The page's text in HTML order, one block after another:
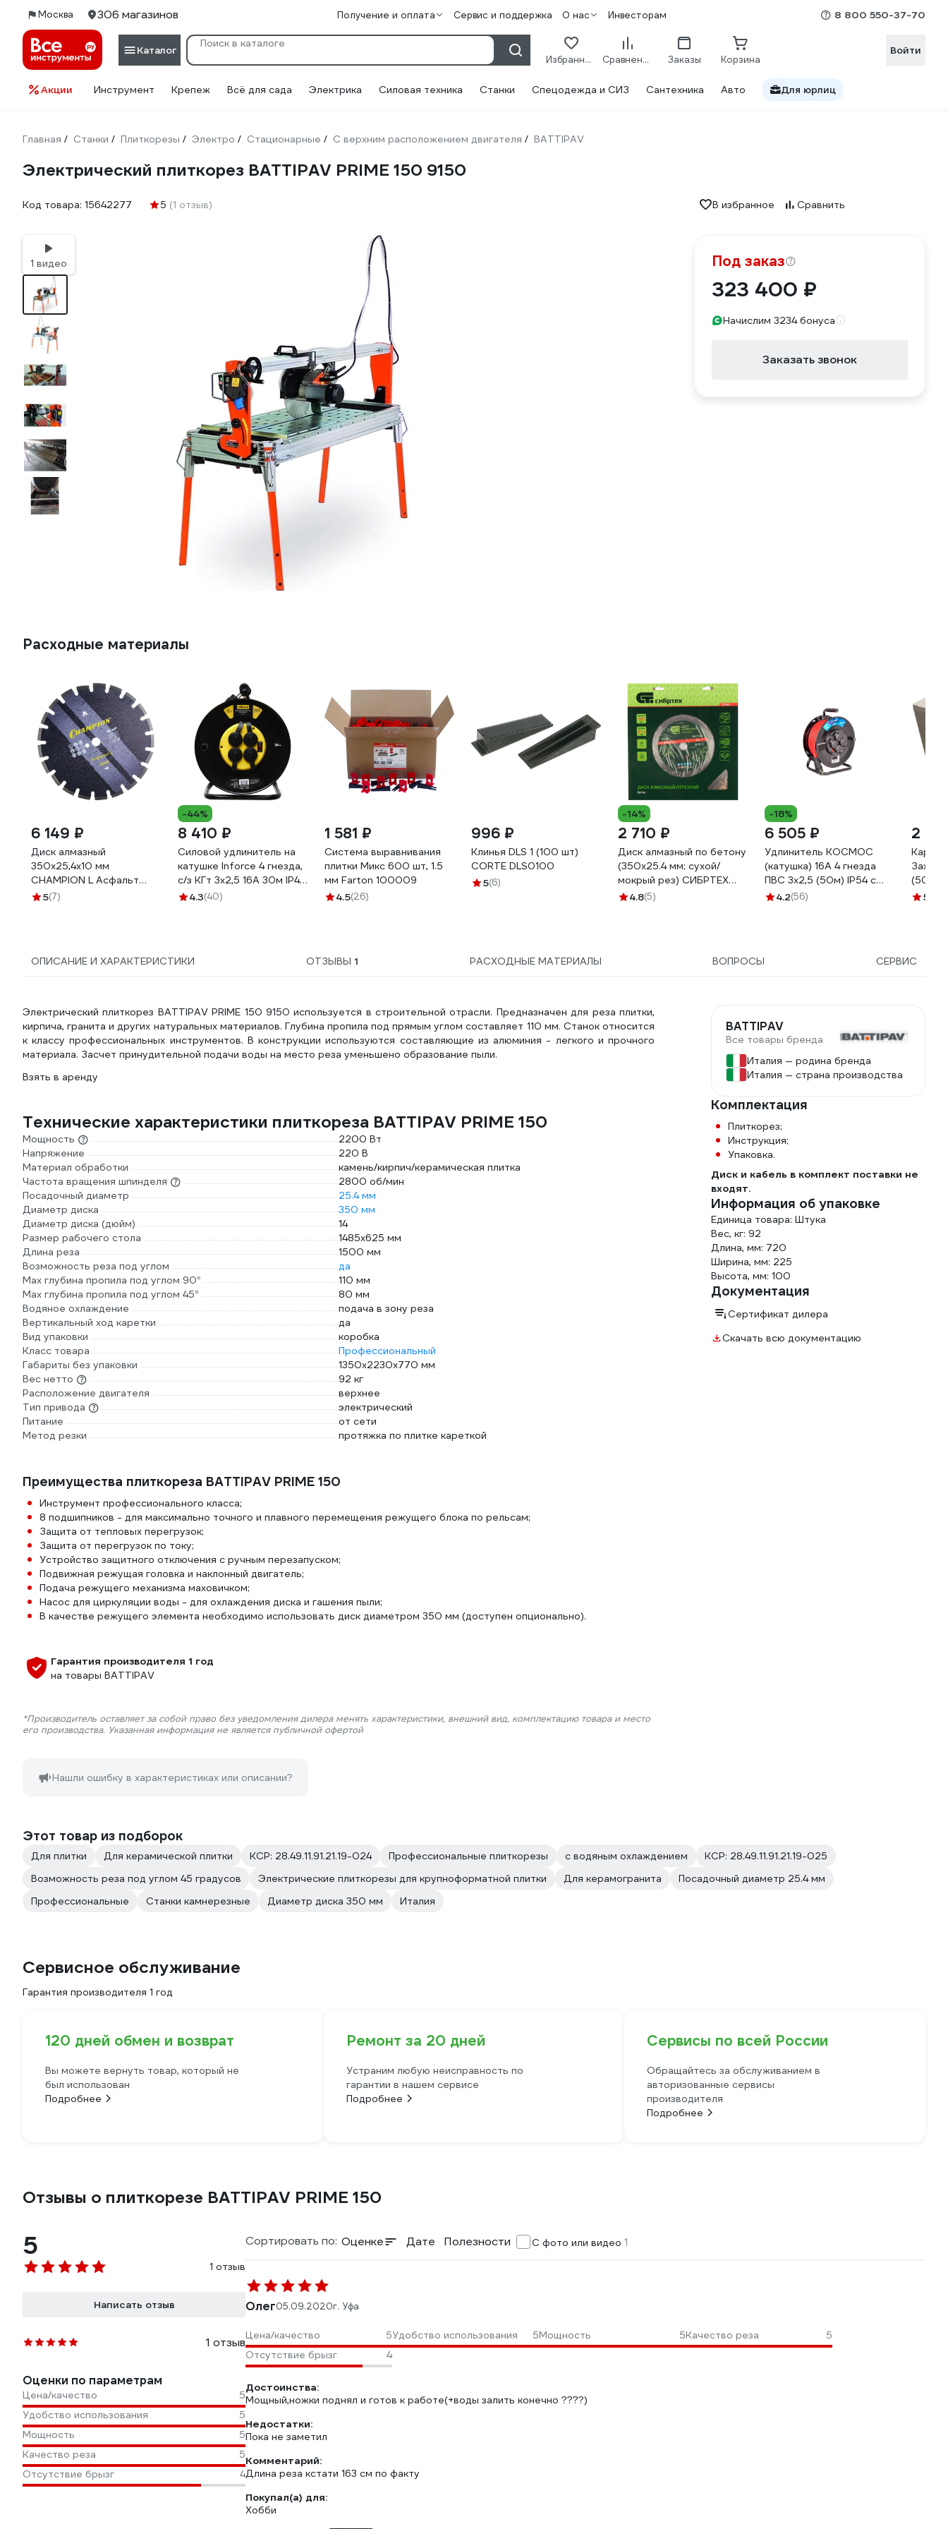
Москва 306 магазинов Получение и оплата Сервис и поддержка О нас Инвесторам 8 800 550-37-70
Каталог
Избранное Сравнение Заказы Корзина
Войти
Акции Инструмент Крепеж Всё для сада Электрика Силовая техника Станки Спецодежда и СИЗ Сантехника Авто Для юрлиц
Главная / Станки / Плиткорезы / Электро / Стационарные / С верхним расположением двигателя / BATTIPAV
Электрический плиткорез BATTIPAV PRIME 150 9150
Код товара: 15642277 5 (1 отзыв) В избранное Сравнить
1 видео Под заказ
323 400 ₽
Начислим 3234 бонуса
Заказать звонок
Расходные материалы
6 149 ₽
Диск алмазный
350х25,4х10 мм
CHAMPION L Асфальт
Asphafight C1630
5(7)
-44%
8 410 ₽
Силовой удлинитель на
катушке Inforce 4 гнезда,
с/з КГт 3х2,5 16A 30м IP44
GRANITE ZG 09-15-03
4.3(40)
1 581 ₽
Система выравнивания
плитки Микс 600 шт, 1.5
мм Farton 100009
4.5(26)
996 ₽
Клинья DLS 1 (100 шт)
CORTE DLS0100
5(6)
-14%
2 710 ₽
Диск алмазный по бетону
(350x25.4 мм; сухой/
мокрый рез) СИБРТЕХ
731043
4.8(5)
-18%
6 505 ₽
Удлинитель КОСМОС
(катушка) 16А 4 гнезда
ПВС 3х2,5 (50м) IP54 с
заземлением УХз16
4.2(56)
2
Зажим
(500/
5
ОПИСАНИЕ И ХАРАКТЕРИСТИКИ ОТЗЫВЫ 1 РАСХОДНЫЕ МАТЕРИАЛЫ ВОПРОСЫ СЕРВИС
Электрический плиткорез BATTIPAV PRIME 150 9150 используется в строительной отрасли. Предназначен для реза плитки,
кирпича, гранита и других натуральных материалов. Глубина пропила под прямым углом составляет 110 мм. Станок относится
к классу профессиональных инструментов. В конструкции используются составляющие из алюминия - легкого и прочного
материала. Засчет принудительной подачи воды на место реза уменьшено образование пыли.
Взять в аренду
Технические характеристики плиткореза BATTIPAV PRIME 150
Мощность
2200 Вт
Напряжение
220 В
Материал обработки
камень/кирпич/керамическая плитка
Частота вращения шпинделя
2800 об/мин
Посадочный диаметр
25.4 мм
Диаметр диска
350 мм
Диаметр диска (дюйм)
14
Размер рабочего стола
1485x625 мм
Длина реза
1500 мм
Возможность реза под углом
да
Max глубина пропила под углом 90°
110 мм
Max глубина пропила под углом 45°
80 мм
Водяное охлаждение
подача в зону реза
Вертикальный ход каретки
да
Вид упаковки
коробка
Класс товара
Профессиональный
Габариты без упаковки
1350х2230х770 мм
Вес нетто
92 кг
Расположение двигателя
верхнее
Тип привода
электрический
Питание
от сети
Метод резки
протяжка по плитке кареткой
Преимущества плиткореза BATTIPAV PRIME 150
Инструмент профессионального класса;
8 подшипников - для максимально точного и плавного перемещения режущего блока по рельсам;
Защита от тепловых перегрузок;
Защита от перегрузок по току;
Устройство защитного отключения с ручным перезапуском;
Подвижная режущая головка и наклонный двигатель;
Подача режущего механизма маховичком;
Насос для циркуляции воды - для охлаждения диска и гашения пыли;
В качестве режущего элемента необходимо использовать диск диаметром 350 мм (доступен опционально).
Гарантия производителя 1 год
на товары BATTIPAV
*Производитель оставляет за собой право без уведомления дилера менять характеристики, внешний вид, комплектацию товара и место
его производства. Указанная информация не является публичной офертой
Нашли ошибку в характеристиках или описании?
BATTIPAV
Все товары бренда
Италия — родина бренда
Италия — страна производства
Комплектация
Плиткорез;
Инструкция;
Упаковка.
Диск и кабель в комплект поставки не
входят.
Информация об упаковке
Единица товара: Штука
Вес, кг: 92
Длина, мм: 720
Ширина, мм: 225
Высота, мм: 100
Документация
Сертификат дилера
Скачать всю документацию
Этот товар из подборок
Для плитки Для керамической плитки КСР: 28.49.11.91.21.19-024 Профессиональные плиткорезы с водяным охлаждением
КСР: 28.49.11.91.21.19-025
Возможность реза под углом 45 градусов
Электрические плиткорезы для крупноформатной плитки Для керамогранита
Посадочный диаметр 25.4 мм
Профессиональные
Станки камнерезные Диаметр диска 350 мм Италия
Сервисное обслуживание
Гарантия производителя 1 год
120 дней обмен и возврат
Вы можете вернуть товар, который не
был использован
Подробнее
Ремонт за 20 дней
Устраним любую неисправность по
гарантии в нашем сервисе
Подробнее
Сервисы по всей России
Обращайтесь за обслуживанием в
авторизованные сервисы
производителя
Подробнее
Отзывы о плиткорезе BATTIPAV PRIME 150
5
1 отзыв
Написать отзыв
1 отзыв
Оценки по параметрам
Цена/качество
5
Удобство использования
5
Мощность
5
Качество реза
5
Отсутствие брызг
4
Сортировать по: Оценке Дате Полезности С фото или видео 1
Олег05.09.2020г. Уфа
Цена/качество 5Удобство использования 5Мощность 5Качество реза
5
Отсутствие брызг
4
Достоинства:
Мощный,ножки поднял и готов к работе(+воды залить конечно ????)
Недостатки:
Пока не заметил
Комментарий:
Длина реза кстати 163 см по факту
Покупал(а) для:
Хобби